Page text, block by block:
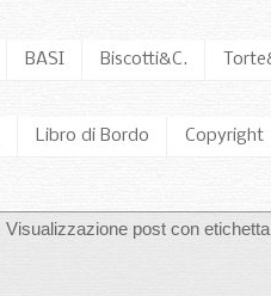
BASI Biscotti&C.
Libro di Bordo Copyright
Visualizzazione post con